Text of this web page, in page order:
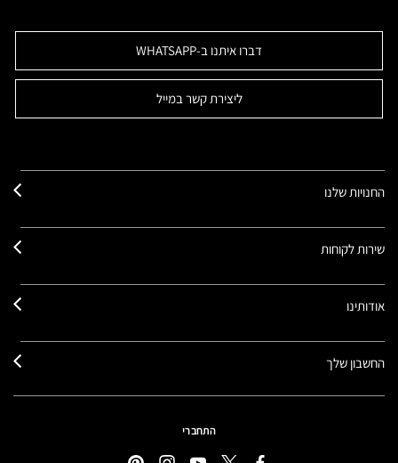
דברו איתנו ב-WHATSAPP
ליצירת קשר במייל
החנויות שלנו
שירות לקוחות
אודותינו
החשבון שלך
התחברי